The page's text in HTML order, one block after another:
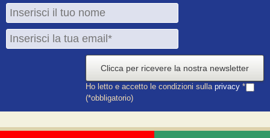
Clicca per ricevere la nostra newsletter
Ho letto e accetto le condizioni sulla privacy *
(*obbligatorio)